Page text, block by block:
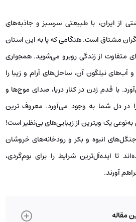
از ایران، با طبیعتی سرسبز و جاذبه‌های
مشتاق است. هنگامی که پا به این استان
متفاوت از زندگی روبرو می‌شوید. همجواری
آب‌های نیلگون آن، ساحل‌های آرام و زیبا را
با قدم زدن در کنار دریا، صدای موج‌ها و
در دل شما به وجود می‌آورد. معروف ترین
یک ویترین از زیبایی‌های بی‌نظیر است!
انبوه و بکر و رودخانه‌های خروشان
ایده‌آل‌ترین شرایط را برای بوم‌گردی،
آورند.
مقاله